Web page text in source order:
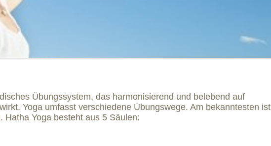
Übungssystem, das harmonisierend und belebend auf
Yoga umfasst verschiedene Übungswege. Am bekanntesten ist
Hatha Yoga besteht aus 5 Säulen: